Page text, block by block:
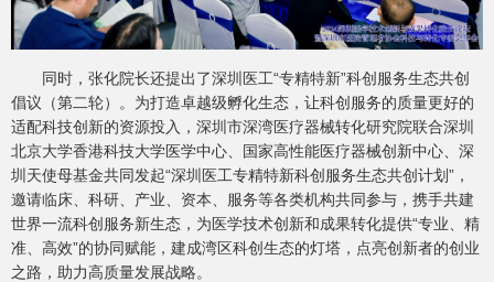
同时，张化院长还提出了深圳医工“专精特新”科创服务生态共创
倡议（第二轮）。为打造卓越级孵化生态，让科创服务的质量更好的
适配科技创新的资源投入，深圳市深湾医疗器械转化研究院联合深圳
北京大学香港科技大学医学中心、国家高性能医疗器械创新中心、深
圳天使母基金共同发起“深圳医工专精特新科创服务生态共创计划”，
邀请临床、科研、产业、资本、服务等各类机构共同参与，携手共建
世界一流科创服务新生态，为医学技术创新和成果转化提供“专业、精
准、高效”的协同赋能，建成湾区科创生态的灯塔，点亮创新者的创业
之路，助力高质量发展战略。